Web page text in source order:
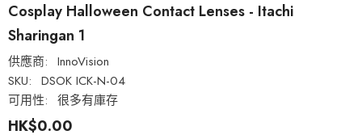
Cosplay Halloween Contact Lenses - Itachi
Sharingan 1
供應商: InnoVision
SKU: DSOK ICK-N-04
可用性: 很多有庫存
HK$0.00